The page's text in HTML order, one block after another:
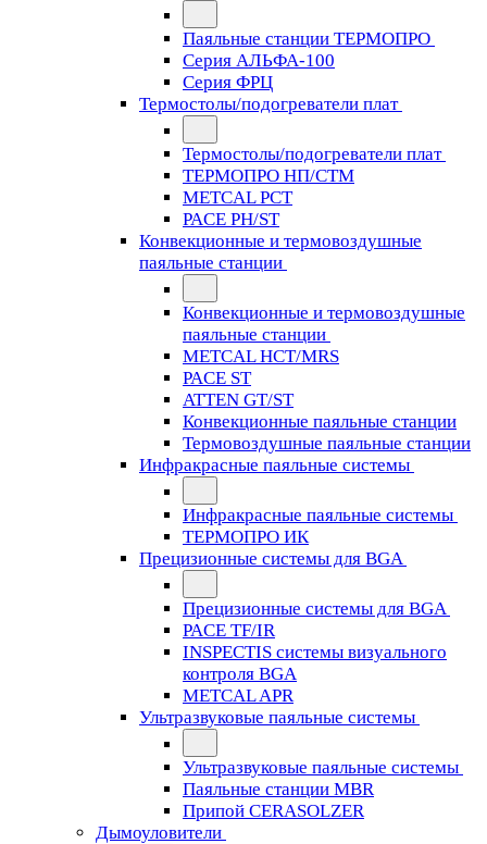
Паяльные станции ТЕРМОПРО
Серия АЛЬФА-100
Серия ФРЦ
Термостолы/подогреватели плат
Термостолы/подогреватели плат
ТЕРМОПРО НП/СТМ
METCAL PCT
PACE PH/ST
Конвекционные и термовоздушные
паяльные станции
Конвекционные и термовоздушные
паяльные станции
METCAL HCT/MRS
PACE ST
ATTEN GT/ST
Конвекционные паяльные станции
Термовоздушные паяльные станции
Инфракрасные паяльные системы
Инфракрасные паяльные системы
ТЕРМОПРО ИК
Прецизионные системы для BGA
Прецизионные системы для BGA
PACE TF/IR
INSPECTIS системы визуального
контроля BGA
METCAL APR
Ультразвуковые паяльные системы
Ультразвуковые паяльные системы
Паяльные станции MBR
Припой CERASOLZER
Дымоуловители